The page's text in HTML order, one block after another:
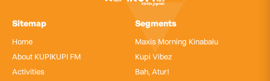
Sitemap
Home
About KUPIKUPI FM
Activities
Segments
Maxis Morning Kinabalu
Kupi Vibez
Bah, Atur!